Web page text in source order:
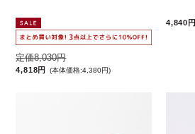
定価8,030円
4,818円 (本体価格:4,380円)
4,840円